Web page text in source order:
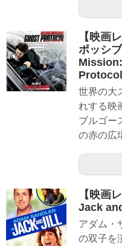
【映画
ポッシ
Protocol
世界の大
れする映
ブルゴー
の赤の広
【映画
Jack
アダム・
の双子を